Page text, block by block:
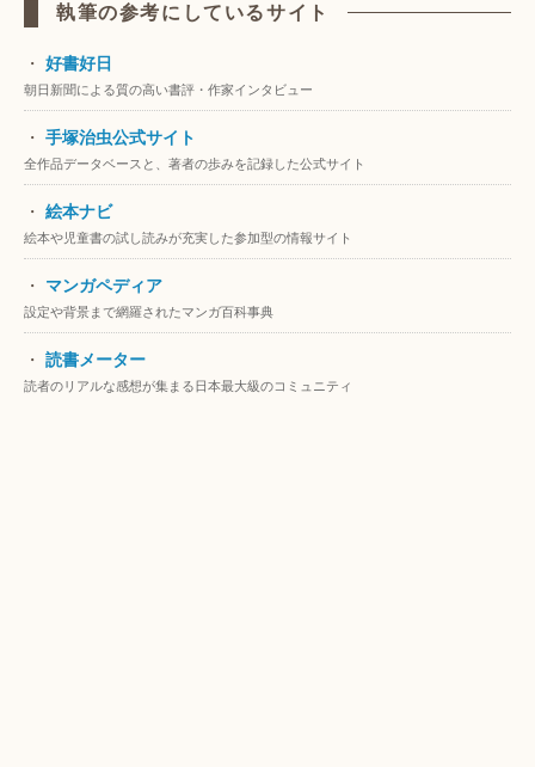
執筆の参考にしているサイト
・ 好書好日
朝日新聞による質の高い書評・作家インタビュー
・ 手塚治虫公式サイト
全作品データベースと、著者の歩みを記録した公式サイト
・ 絵本ナビ
絵本や児童書の試し読みが充実した参加型の情報サイト
・ マンガペディア
設定や背景まで網羅されたマンガ百科事典
・ 読書メーター
読者のリアルな感想が集まる日本最大級のコミュニティ